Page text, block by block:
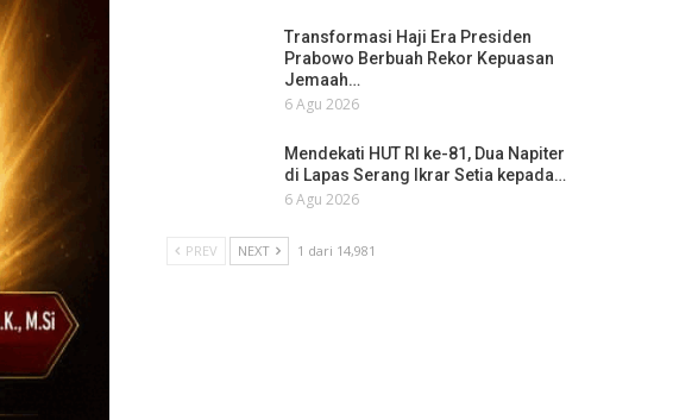
Transformasi Haji Era Presiden
Prabowo Berbuah Rekor Kepuasan
Jemaah…
6 Agu 2026
Mendekati HUT RI ke-81, Dua Napiter
di Lapas Serang Ikrar Setia kepada…
6 Agu 2026
PREV NEXT 1 dari 14,981